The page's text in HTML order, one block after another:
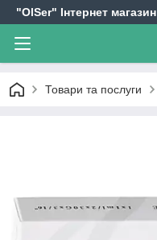
"OlSer" Інтернет магазин
Товари та послуги